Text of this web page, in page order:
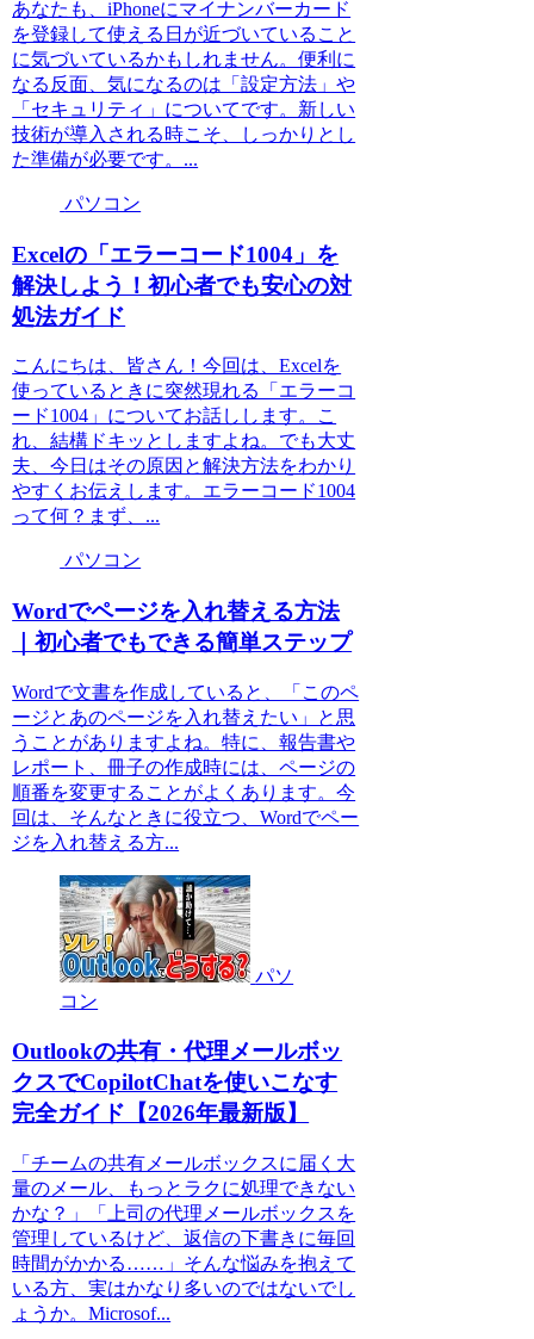
あなたも、iPhoneにマイナンバーカード
を登録して使える日が近づいていること
に気づいているかもしれません。便利に
なる反面、気になるのは「設定方法」や
「セキュリティ」についてです。新しい
技術が導入される時こそ、しっかりとし
た準備が必要です。...
パソコン
Excelの「エラーコード1004」を
解決しよう！初心者でも安心の対
処法ガイド
こんにちは、皆さん！今回は、Excelを
使っているときに突然現れる「エラーコ
ード1004」についてお話しします。こ
れ、結構ドキッとしますよね。でも大丈
夫、今日はその原因と解決方法をわかり
やすくお伝えします。エラーコード1004
って何？まず、...
パソコン
Wordでページを入れ替える方法
｜初心者でもできる簡単ステップ
Wordで文書を作成していると、「このペ
ージとあのページを入れ替えたい」と思
うことがありますよね。特に、報告書や
レポート、冊子の作成時には、ページの
順番を変更することがよくあります。今
回は、そんなときに役立つ、Wordでペー
ジを入れ替える方...
パソ
コン
Outlookの共有・代理メールボッ
クスでCopilotChatを使いこなす
完全ガイド【2026年最新版】
「チームの共有メールボックスに届く大
量のメール、もっとラクに処理できない
かな？」「上司の代理メールボックスを
管理しているけど、返信の下書きに毎回
時間がかかる……」そんな悩みを抱えて
いる方、実はかなり多いのではないでし
ょうか。Microsof...